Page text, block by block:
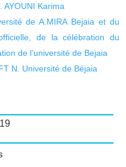
AYOUNI Karima
de A.MIRA Bejaia et du
de la célébration du
de l’université de Bejaia
N. Université de Béjaia